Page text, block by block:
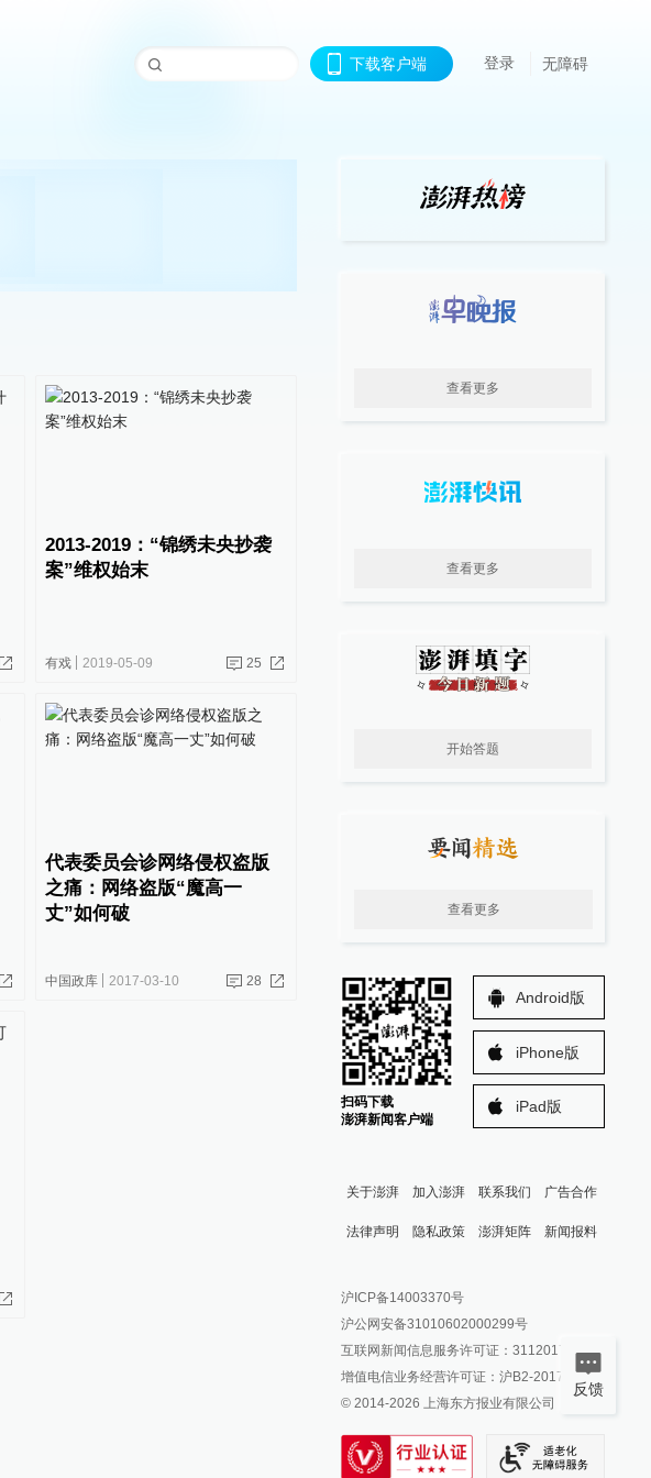
下载客户端 登录 无障碍
2013-2019：“锦绣未央抄袭
案”维权始末
有戏 2019-05-09 25
代表委员会诊网络侵权盗版
之痛：网络盗版“魔高一
丈”如何破
中国政库 2017-03-10 28
查看更多
查看更多
开始答题
查看更多
扫码下载
澎湃新闻客户端
Android版
iPhone版
iPad版
关于澎湃 加入澎湃 联系我们 广告合作
法律声明 隐私政策 澎湃矩阵
澎湃新闻公众号
澎湃新闻抖音号
派生万物开放平台
IP SHANGHAI
SIXTH TONE
新闻报料
报料邮箱: news@thepaper.cn
沪ICP备14003370号
沪公网安备31010602000299号
互联网新闻信息服务许可证：31120170006
增值电信业务经营许可证：沪B2-2017116
© 2014-2026 上海东方报业有限公司
反馈